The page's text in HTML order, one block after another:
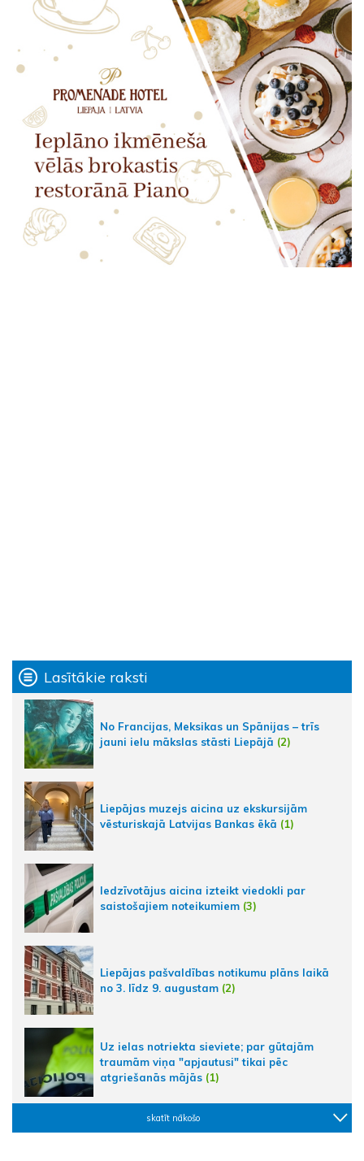
Lasītākie raksti
No Francijas, Meksikas un Spānijas – trīs
jauni ielu mākslas stāsti Liepājā (2)
Liepājas muzejs aicina uz ekskursijām
vēsturiskajā Latvijas Bankas ēkā (1)
Iedzīvotājus aicina izteikt viedokli par
saistošajiem noteikumiem (3)
Liepājas pašvaldības notikumu plāns laikā
no 3. līdz 9. augustam (2)
Uz ielas notriekta sieviete; par gūtajām
traumām viņa "apjautusi" tikai pēc
atgriešanās mājās (1)
skatīt nākošo